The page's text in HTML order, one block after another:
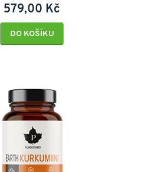
579,00 Kč
DO KOŠÍKU